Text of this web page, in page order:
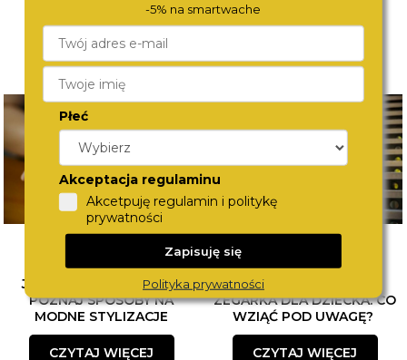
JAK ŁĄCZYĆ BIŻUTERIĘ?
POZNAJ SPOSOBY NA
MODNE STYLIZACJE
CZYTAJ WIĘCEJ
WYBÓR PIERWSZEGO
ZEGARKA DLA DZIECKA. CO
WZIĄĆ POD UWAGĘ?
CZYTAJ WIĘCEJ
-5% na smartwache
Płeć
Akceptacja regulaminu
Akcetpuję regulamin i politykę
prywatności
Zapisuję się
Polityka prywatności